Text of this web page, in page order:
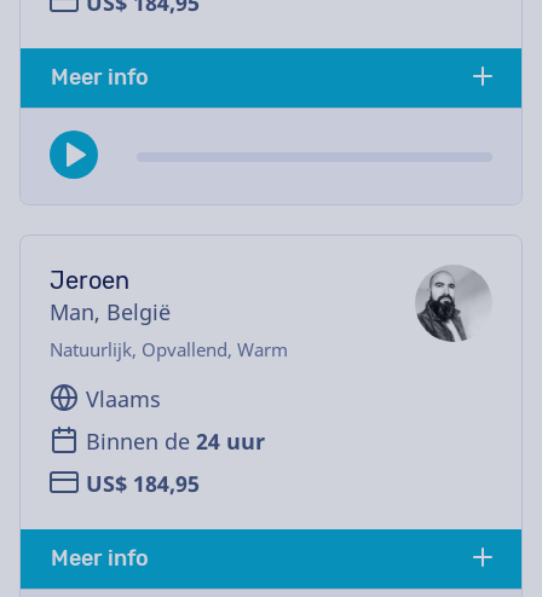
Meer info
Jeroen
Man, België
Natuurlijk, Opvallend, Warm
Vlaams
Binnen de 24 uur
US$ 184,95
Meer info